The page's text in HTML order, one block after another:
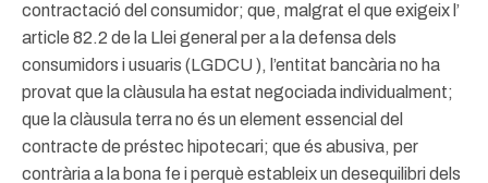
contractació del consumidor; que, malgrat el que exigeix l’
article 82.2 de la Llei general per a la defensa dels
consumidors i usuaris (LGDCU ), l’entitat bancària no ha
provat que la clàusula ha estat negociada individualment;
que la clàusula terra no és un element essencial del
contracte de préstec hipotecari; que és abusiva, per
contrària a la bona fe i perquè estableix un desequilibri dels